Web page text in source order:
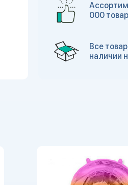
000
Все
наличии